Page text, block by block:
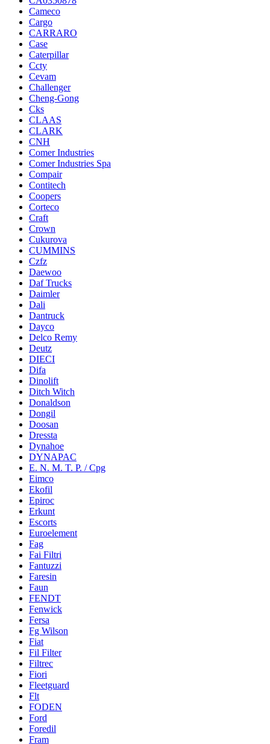
Cameco
Cargo
CARRARO
Case
Caterpillar
Ccty
Cevam
Challenger
Cheng-Gong
Cks
CLAAS
CLARK
CNH
Comer Industries
Comer Industries Spa
Compair
Contitech
Coopers
Corteco
Craft
Crown
Cukurova
CUMMINS
Czfz
Daewoo
Daf Trucks
Daimler
Dali
Dantruck
Dayco
Delco Remy
Deutz
DIECI
Difa
Dinolift
Ditch Witch
Donaldson
Dongil
Doosan
Dressta
Dynahoe
DYNAPAC
E. N. M. T. P. / Cpg
Eimco
Ekofil
Epiroc
Erkunt
Escorts
Euroelement
Fag
Fai Filtri
Fantuzzi
Faresin
Faun
FENDT
Fenwick
Fersa
Fg Wilson
Fiat
Fil Filter
Filtrec
Fiori
Fleetguard
Flt
FODEN
Ford
Foredil
Fram